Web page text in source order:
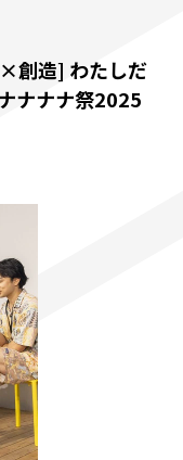
創造] わたしだ
ナナナ祭2025